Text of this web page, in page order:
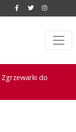
Zgrzewarki do